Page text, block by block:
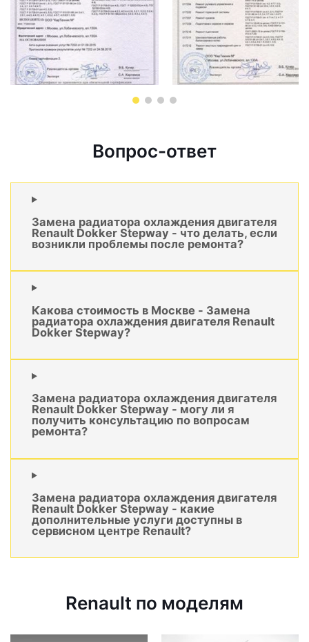
Вопрос-ответ
Замена радиатора охлаждения двигателя
Renault Dokker Stepway - что делать, если
возникли проблемы после ремонта?
Какова стоимость в Москве - Замена
радиатора охлаждения двигателя Renault
Dokker Stepway?
Замена радиатора охлаждения двигателя
Renault Dokker Stepway - могу ли я
получить консультацию по вопросам
ремонта?
Замена радиатора охлаждения двигателя
Renault Dokker Stepway - какие
дополнительные услуги доступны в
сервисном центре Renault?
Renault по моделям